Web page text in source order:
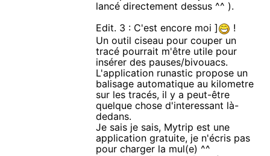
lancé directement dessus ^^ ).
Edit. 3 : C'est encore moi ]
!
Un outil ciseau pour couper un
tracé pourrait m'être utile pour
insérer des pauses/bivouacs.
L'application runastic propose un
balisage automatique au kilometre
sur les tracés, il y a peut-être
quelque chose d'interessant là-
dedans.
Je sais je sais, Mytrip est une
application gratuite, je n'écris pas
pour charger la mul(e) ^^